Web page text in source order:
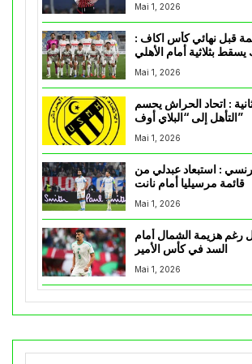
Mai 1, 2026
قبل نهائي كأس اكاف :
Mai 1, 2026
: اتحاد الحراش يحسم
التأهل إلى “البلاي أوف”
Mai 1, 2026
: استبعاد عبدلي من
قائمة مرسيليا أمام نانت
Mai 1, 2026
رغم هزيمة الشمال أمام
السد في كأس الأمير
Mai 1, 2026